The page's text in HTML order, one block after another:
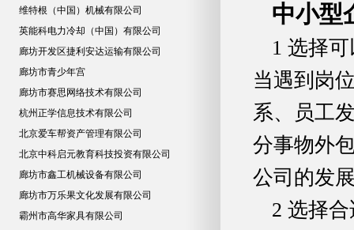
中小型
1 选择
当遇到岗
系、员工
分事物外
公司的发
2 选择
维特根（中国）机械有限公司
英能科电力冷却（中国）有限公司
廊坊开发区捷利安达运输有限公司
廊坊市青少年宫
廊坊市赛思网络技术有限公司
杭州正学信息技术有限公司
北京爱车帮资产管理有限公司
北京中科启元教育科技投资有限公司
廊坊市鑫工机械设备有限公司
廊坊市万乐果文化发展有限公司
霸州市高华家具有限公司